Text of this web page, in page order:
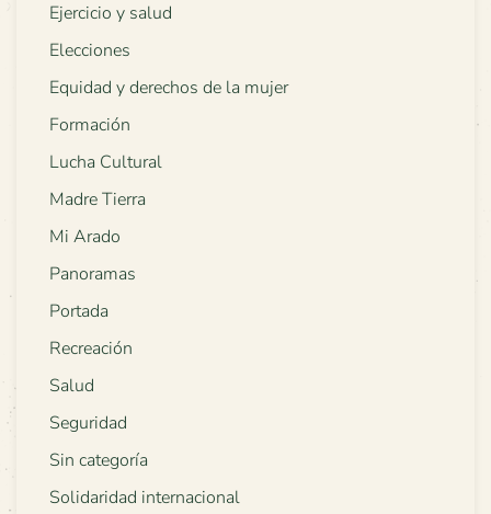
Ejercicio y salud
Elecciones
Equidad y derechos de la mujer
Formación
Lucha Cultural
Madre Tierra
Mi Arado
Panoramas
Portada
Recreación
Salud
Seguridad
Sin categoría
Solidaridad internacional